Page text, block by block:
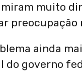
muito
ainda
do governo